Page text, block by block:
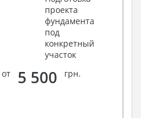
проекта
фундамента
под
конкретный
участок
от 5 500 грн.